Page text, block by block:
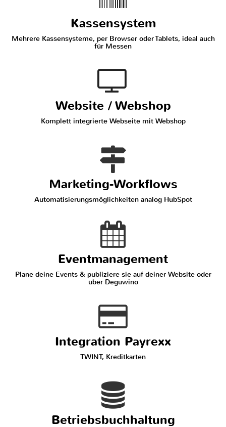
Kassensystem
Mehrere Kassensysteme, per Browser oder Tablets, ideal auch
für Messen
Website / Webshop
Komplett integrierte Webseite mit Webshop
Marketing-Workflows
Automatisierungsmöglichkeiten analog HubSpot
Eventmanagement
Plane deine Events & publiziere sie auf deiner Website oder
über Deguwino
Integration Payrexx
TWINT, Kreditkarten
Betriebsbuchhaltung